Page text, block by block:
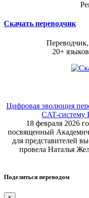
Скачать переводчик
20+
Цифровая эволюция
CAT-систему
18 февраля 2026
посвященный
для представителей
провела Наталья
Поделиться переводом